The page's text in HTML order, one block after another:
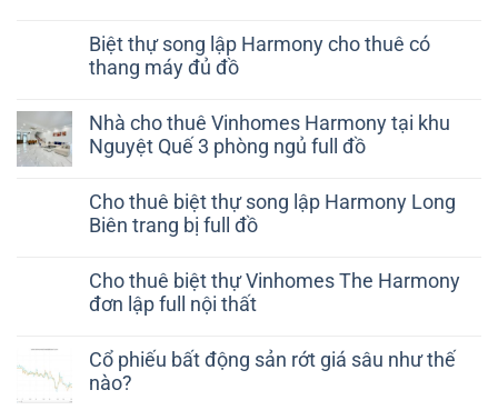
Biệt thự song lập Harmony cho thuê có
thang máy đủ đồ
Nhà cho thuê Vinhomes Harmony tại khu
Nguyệt Quế 3 phòng ngủ full đồ
Cho thuê biệt thự song lập Harmony Long
Biên trang bị full đồ
Cho thuê biệt thự Vinhomes The Harmony
đơn lập full nội thất
Cổ phiếu bất động sản rớt giá sâu như thế
nào?